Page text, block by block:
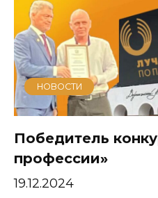
НОВОСТИ
Победитель
профессии»
19.12.2024